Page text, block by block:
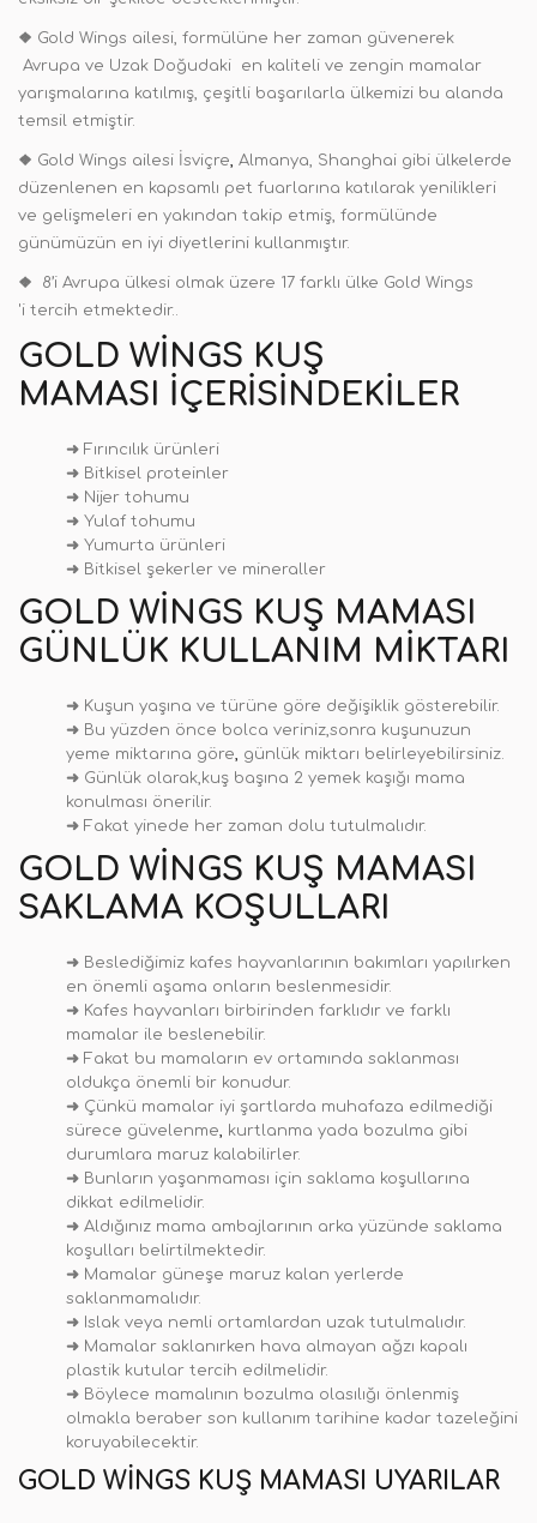
❖ Gold Wings ailesi, formülüne her zaman güvenerek
Avrupa ve Uzak Doğudaki en kaliteli ve zengin mamalar
yarışmalarına katılmış, çeşitli başarılarla ülkemizi bu alanda
temsil etmiştir.
❖ Gold Wings ailesi İsviçre, Almanya, Shanghai gibi ülkelerde
düzenlenen en kapsamlı pet fuarlarına katılarak yenilikleri
ve gelişmeleri en yakından takip etmiş, formülünde
günümüzün en iyi diyetlerini kullanmıştır.
❖
8’i Avrupa ülkesi olmak üzere 17 farklı ülke Gold Wings
'i tercih etmektedir..
GOLD WINGS KUŞ
MAMASI İÇERISINDEKILER
➜ Fırıncılık ürünleri
➜ Bitkisel proteinler
➜ Nijer tohumu
➜ Yulaf tohumu
➜ Yumurta ürünleri
➜ Bitkisel şekerler ve mineraller
GOLD WINGS KUŞ MAMASI
GÜNLÜK KULLANIM MIKTARI
➜ Kuşun yaşına ve türüne göre değişiklik gösterebilir.
➜ Bu yüzden önce bolca veriniz,sonra kuşunuzun
yeme miktarına göre, günlük miktarı belirleyebilirsiniz.
➜ Günlük olarak,kuş başına 2 yemek kaşığı mama
konulması önerilir.
➜ Fakat yinede her zaman dolu tutulmalıdır.
GOLD WINGS KUŞ MAMASI
SAKLAMA KOŞULLARI
➜ Beslediğimiz kafes hayvanlarının bakımları yapılırken
en önemli aşama onların beslenmesidir.
➜ Kafes hayvanları birbirinden farklıdır ve farklı
mamalar ile beslenebilir.
➜ Fakat bu mamaların ev ortamında saklanması
oldukça önemli bir konudur.
➜ Çünkü mamalar iyi şartlarda muhafaza edilmediği
sürece güvelenme, kurtlanma yada bozulma gibi
durumlara maruz kalabilirler.
➜ Bunların yaşanmaması için saklama koşullarına
dikkat edilmelidir.
➜ Aldığınız mama ambajlarının arka yüzünde saklama
koşulları belirtilmektedir.
➜ Mamalar güneşe maruz kalan yerlerde
saklanmamalıdır.
➜ Islak veya nemli ortamlardan uzak tutulmalıdır.
➜ Mamalar saklanırken hava almayan ağzı kapalı
plastik kutular tercih edilmelidir.
➜ Böylece mamalının bozulma olasılığı önlenmiş
olmakla beraber son kullanım tarihine kadar tazeleğini
koruyabilecektir.
GOLD WINGS KUŞ MAMASI UYARILAR